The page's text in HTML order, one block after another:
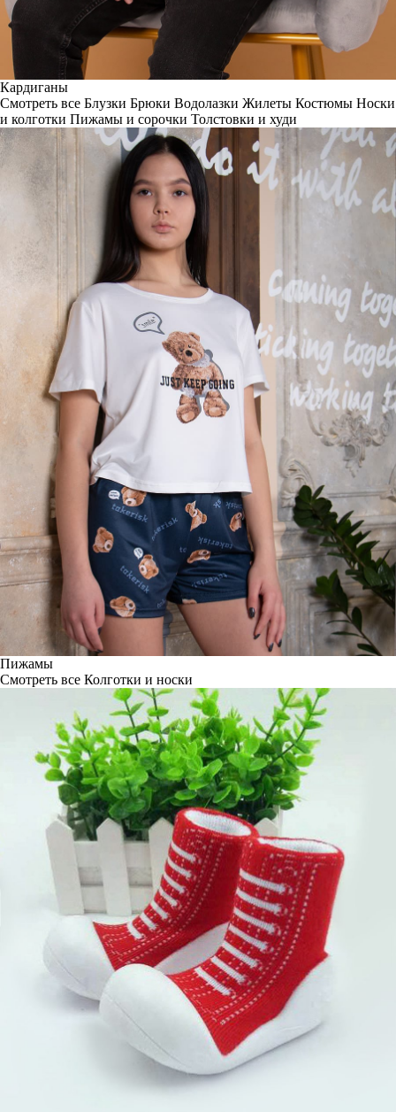
Кардиганы
Смотреть все Блузки Брюки Водолазки Жилеты Костюмы Носки
и колготки Пижамы и сорочки Толстовки и худи
Пижамы
Смотреть все Колготки и носки